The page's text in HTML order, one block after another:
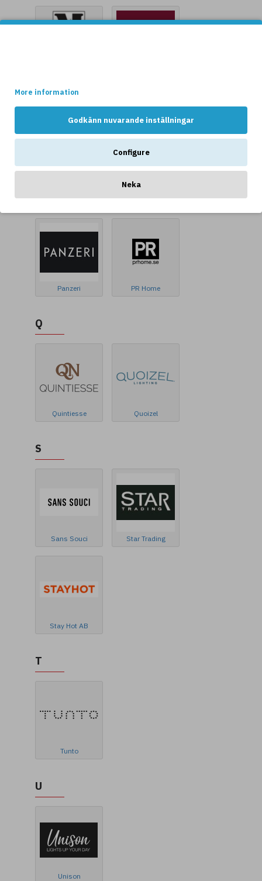
More information
Godkänn nuvarande inställningar
Configure
Neka
P
Panzeri PR Home
Q
Quintiesse Quoizel
S
Sans Souci Star Trading
Stay Hot AB
T
Tunto
U
Unison